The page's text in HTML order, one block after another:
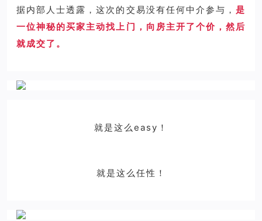
据内部人士透露，这次的交易没有任何中介参与， 是
一位神秘的买家主动找上门，向房主开了个价，然后
就成交了。
就是这么easy！
就是这么任性！